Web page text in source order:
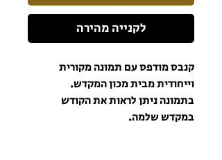
לקנייה מהירה
קנבס מודפס עם תמונה מקורית
וייחודית מבית מכון המקדש.
בתמונה ניתן לראות את הקודש
במקדש שלמה.